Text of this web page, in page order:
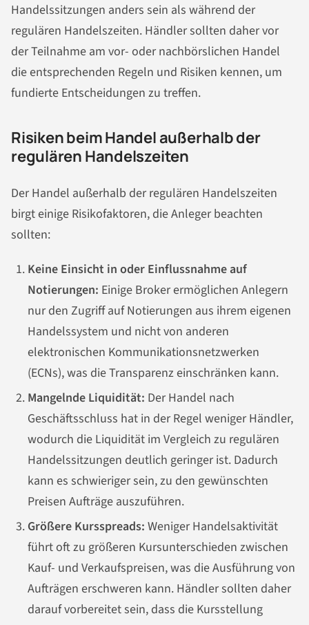
Handelssitzungen anders sein als während der
regulären Handelszeiten. Händler sollten daher vor
der Teilnahme am vor- oder nachbörslichen Handel
die entsprechenden Regeln und Risiken kennen, um
fundierte Entscheidungen zu treffen.
Risiken beim Handel außerhalb der
regulären Handelszeiten
Der Handel außerhalb der regulären Handelszeiten
birgt einige Risikofaktoren, die Anleger beachten
sollten:
Keine Einsicht in oder Einflussnahme auf
Notierungen: Einige Broker ermöglichen Anlegern
nur den Zugriff auf Notierungen aus ihrem eigenen
Handelssystem und nicht von anderen
elektronischen Kommunikationsnetzwerken
(ECNs), was die Transparenz einschränken kann.
Mangelnde Liquidität: Der Handel nach
Geschäftsschluss hat in der Regel weniger Händler,
wodurch die Liquidität im Vergleich zu regulären
Handelssitzungen deutlich geringer ist. Dadurch
kann es schwieriger sein, zu den gewünschten
Preisen Aufträge auszuführen.
Größere Kursspreads: Weniger Handelsaktivität
führt oft zu größeren Kursunterschieden zwischen
Kauf- und Verkaufspreisen, was die Ausführung von
Aufträgen erschweren kann. Händler sollten daher
darauf vorbereitet sein, dass die Kursstellung